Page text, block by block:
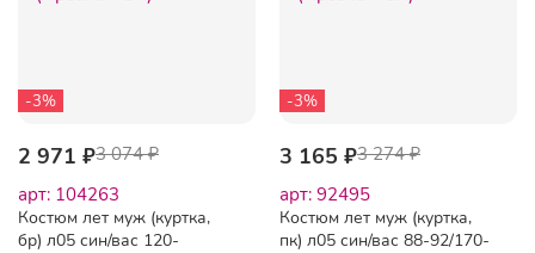
-3%
2 971 ₽3 074 ₽
арт: 104263
Костюм лет муж (куртка,
бр) л05 син/вас 120-
-3%
3 165 ₽3 274 ₽
арт: 92495
Костюм лет муж (куртка,
пк) л05 син/вас 88-92/170-